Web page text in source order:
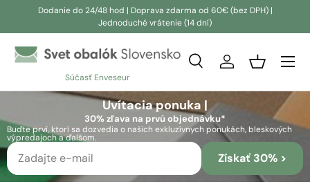
Prejsť na obsah
Dodanie do 24/48 hod | Doprava zdarma od 60€ (bez DPH) |
Jednoduché vrátenie (14 dní)
Súčasť Enveseur
Vyhľadávanie
Vyhľadávanie
Vyhľadávanie
Prihlásiť sa
Košík
Uvítacia ponuka |
30% zľava na prvú objednávku*
Buďte prví, ktorí sa dozvedia o našich exkluzívnych ponukách, bleskových
výpredajoch a ďalšom.
Získať 30% >